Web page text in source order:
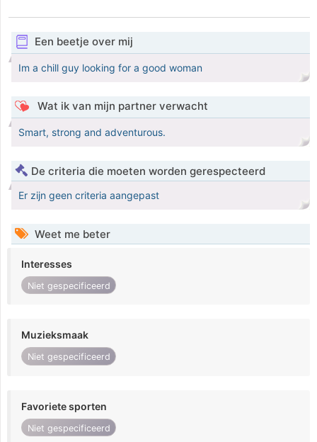
Een beetje over mij
Im a chill guy looking for a good woman
Wat ik van mijn partner verwacht
Smart, strong and adventurous.
De criteria die moeten worden gerespecteerd
Er zijn geen criteria aangepast
Weet me beter
Interesses
Niet gespecificeerd
Muzieksmaak
Niet gespecificeerd
Favoriete sporten
Niet gespecificeerd